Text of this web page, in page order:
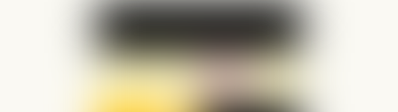
variations.
options
peuvent